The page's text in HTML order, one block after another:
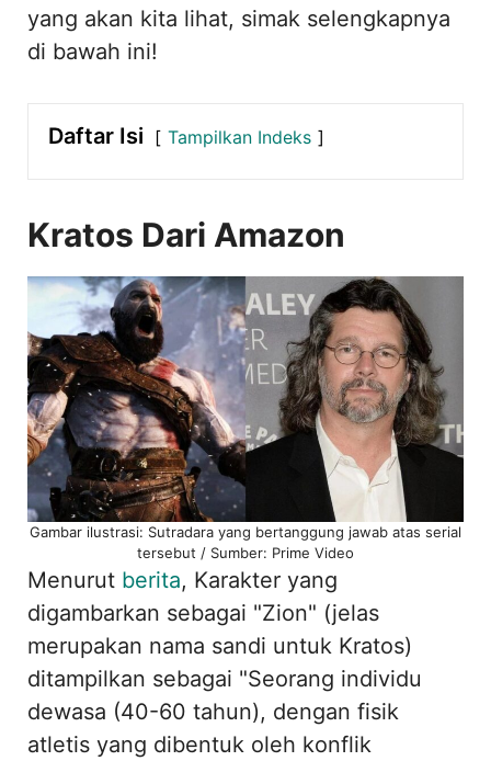
yang akan kita lihat, simak selengkapnya
di bawah ini!
Daftar Isi Tampilkan Indeks
Kratos Dari Amazon
Gambar ilustrasi: Sutradara yang bertanggung jawab atas serial
tersebut / Sumber: Prime Video
Menurut berita, Karakter yang
digambarkan sebagai "Zion" (jelas
merupakan nama sandi untuk Kratos)
ditampilkan sebagai "Seorang individu
dewasa (40-60 tahun), dengan fisik
atletis yang dibentuk oleh konflik